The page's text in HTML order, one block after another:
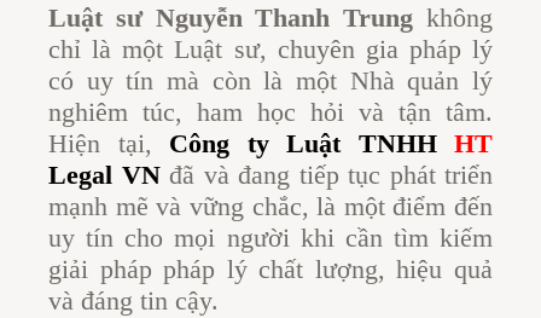
Luật sư Nguyễn Thanh Trung không
chỉ là một Luật sư, chuyên gia pháp lý
có uy tín mà còn là một Nhà quản lý
nghiêm túc, ham học hỏi và tận tâm.
Hiện tại, Công ty Luật TNHH HT
Legal VNđã và đang tiếp tục phát triển
mạnh mẽ và vững chắc, là một điểm đến
uy tín cho mọi người khi cần tìm kiếm
giải pháp pháp lý chất lượng, hiệu quả
và đáng tin cậy.